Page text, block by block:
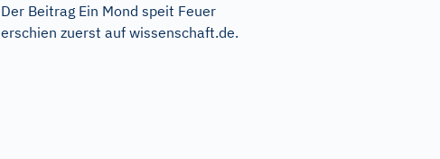
Der Beitrag Ein Mond speit Feuer
erschien zuerst auf wissenschaft.de.